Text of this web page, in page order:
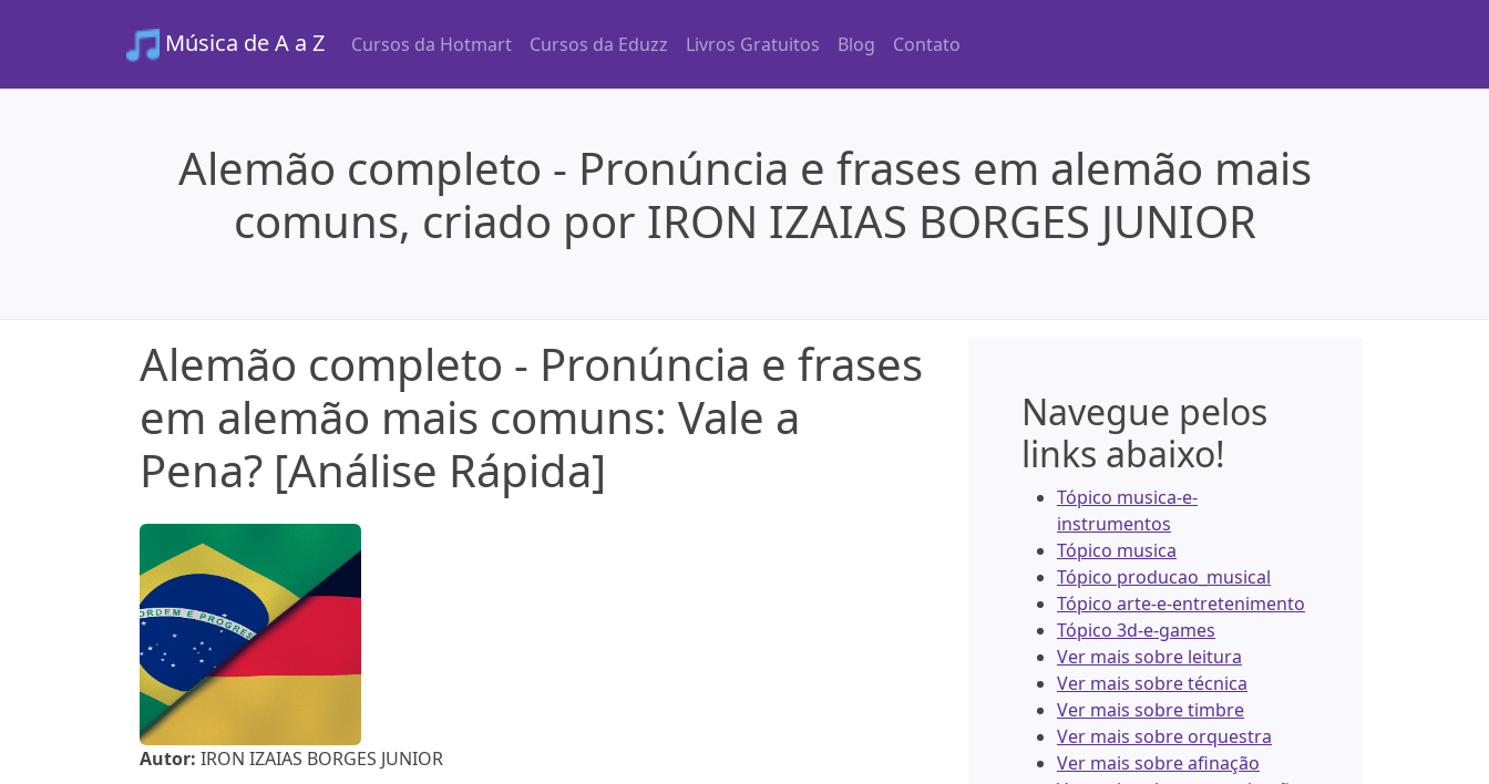
Música de A a Z Cursos da Hotmart Cursos da Eduzz Livros Gratuitos Blog Contato
Alemão completo - Pronúncia e frases em alemão mais
comuns, criado por IRON IZAIAS BORGES JUNIOR
Alemão completo - Pronúncia e frases
em alemão mais comuns: Vale a
Pena? [Análise Rápida]
Autor: IRON IZAIAS BORGES JUNIOR
Navegue pelos
links abaixo!
Tópico musica-e-
instrumentos
Tópico musica
Tópico producao_musical
Tópico arte-e-entretenimento
Tópico 3d-e-games
Ver mais sobre leitura
Ver mais sobre técnica
Ver mais sobre timbre
Ver mais sobre orquestra
Ver mais sobre afinação